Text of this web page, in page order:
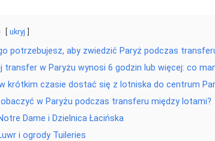
ukryj
potrzebujesz, aby zwiedzić Paryż podczas
transfer w Paryżu wynosi 6 godzin lub więcej: co
krótkim czasie dostać się z lotniska do centrum
w Paryżu podczas transferu między lotami?
Dame i Dzielnica Łacińska
i ogrody Tuileries